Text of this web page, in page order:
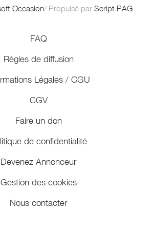
Occasion/ Propulsé par Script PAG
FAQ
Règles de diffusion
Légales / CGU
CGV
Faire un don
de confidentialité
Devenez Annonceur
Gestion des cookies
Nous contacter